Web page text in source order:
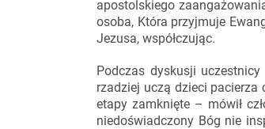
apostolskiego
osoba, Która przyjmuje
Jezusa, współczując.
Podczas dyskusji
rzadziej uczą dzieci
etapy zamknięte – mówił
niedoświadczony Bóg nie